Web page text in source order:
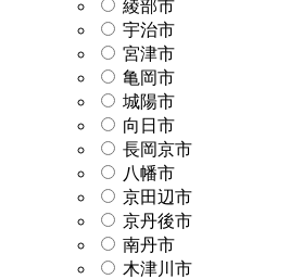
綾部市
宇治市
宮津市
亀岡市
城陽市
向日市
長岡京市
八幡市
京田辺市
京丹後市
南丹市
木津川市